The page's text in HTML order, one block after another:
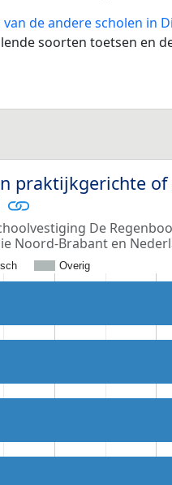
de andere scholen in
soorten toetsen en
praktijkgerichte of
De
Noord-Brabant en
Overig